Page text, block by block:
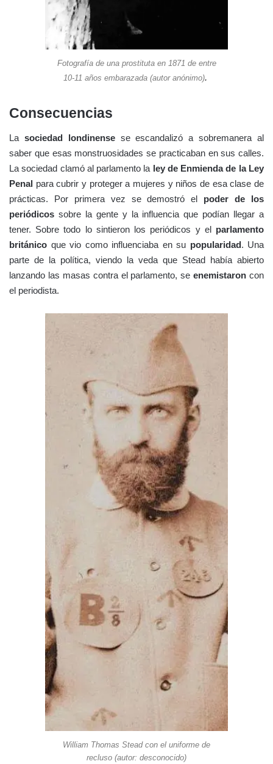
Fotografía de una prostituta en 1871 de entre
10-11 años embarazada (autor anónimo).
Consecuencias
La sociedad londinensese escandalizó a sobremanera al
saber que esas monstruosidades se practicaban en sus calles.
La sociedad clamó al parlamento la ley de Enmienda de la Ley
Penal para cubrir y proteger a mujeres y niños de esa clase de
prácticas. Por primera vez se demostró el poder de los
periódicos sobre la gente y la influencia que podían llegar a
tener. Sobre todo lo sintieron los periódicos y el parlamento
británico que vio como influenciaba en su popularidad. Una
parte de la política, viendo la veda que Stead había abierto
lanzando las masas contra el parlamento, seenemistaron con
el periodista.
William Thomas Stead con el uniforme de
recluso (autor: desconocido)